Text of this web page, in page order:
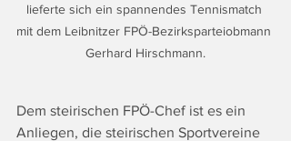
lieferte sich ein spannendes Tennismatch
mit dem Leibnitzer FPÖ-Bezirksparteiobmann
Gerhard Hirschmann.
Dem steirischen FPÖ-Chef ist es ein
Anliegen, die steirischen Sportvereine